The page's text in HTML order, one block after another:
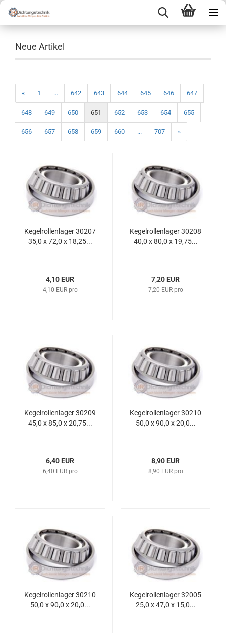
Neue Artikel
« 1 ... 642 643 644 645 646 647
648 649 650 651 652 653 654 655
656 657 658 659 660 ... 707 »
Kegelrollenlager 30207
35,0 x 72,0 x 18,25...
4,10 EUR
4,10 EUR pro
Kegelrollenlager 30208
40,0 x 80,0 x 19,75...
7,20 EUR
7,20 EUR pro
Kegelrollenlager 30209
45,0 x 85,0 x 20,75...
6,40 EUR
6,40 EUR pro
Kegelrollenlager 30210
50,0 x 90,0 x 20,0...
8,90 EUR
8,90 EUR pro
Kegelrollenlager 30210
50,0 x 90,0 x 20,0...
Kegelrollenlager 32005
25,0 x 47,0 x 15,0...